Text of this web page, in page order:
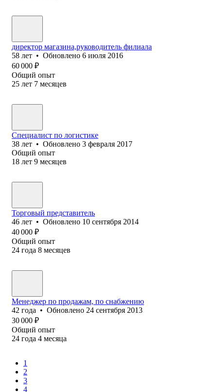
директор магазина,руководитель филиала
58 лет • Обновлено 6 июля 2016
60 000 ₽
Общий опыт
25 лет 7 месяцев
Специалист по логистике
38 лет • Обновлено 3 февраля 2017
Общий опыт
18 лет 9 месяцев
Торговый представитель
46 лет • Обновлено 10 сентября 2014
40 000 ₽
Общий опыт
24 года 8 месяцев
Менеджер по продажам, по снабжению
42 года • Обновлено 24 сентября 2013
30 000 ₽
Общий опыт
24 года 4 месяца
1
2
3
4